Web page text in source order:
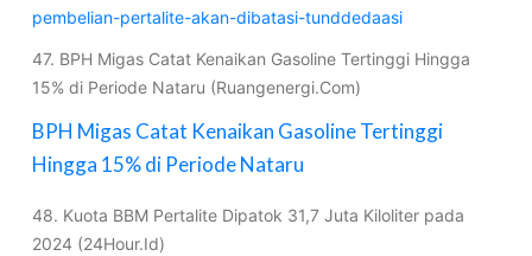
pembelian-pertalite-akan-dibatasi-tunddedaasi
47. BPH Migas Catat Kenaikan Gasoline Tertinggi Hingga
15% di Periode Nataru (Ruangenergi.Com)
BPH Migas Catat Kenaikan Gasoline Tertinggi
Hingga 15% di Periode Nataru
48. Kuota BBM Pertalite Dipatok 31,7 Juta Kiloliter pada
2024 (24Hour.Id)